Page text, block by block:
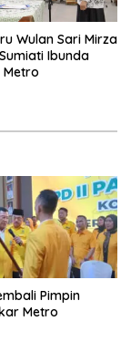
Wulan Sari Mirza
Ibunda
Metro
Pimpin
Metro